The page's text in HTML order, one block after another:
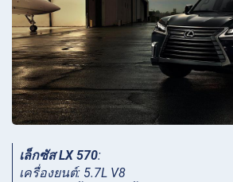
เล็กซัส LX 570:
เครื่องยนต์: 5.7L V8